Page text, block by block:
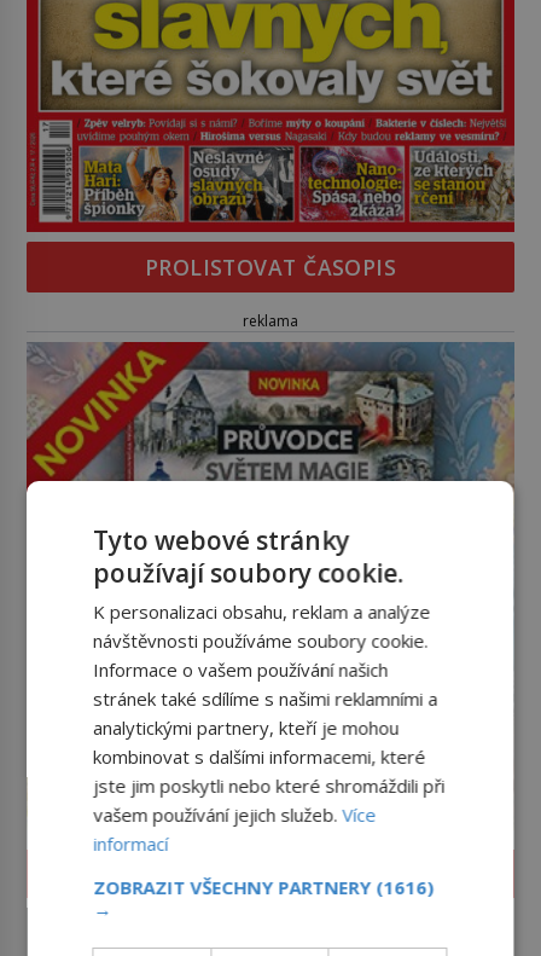
PROLISTOVAT ČASOPIS
reklama
VĚDA A TECHNIKA
v ulicích. Pět osudů
Tyto webové stránky
používají soubory cookie.
K personalizaci obsahu, reklam a analýze
návštěvnosti používáme soubory cookie.
Informace o vašem používání našich
stránek také sdílíme s našimi reklamními a
analytickými partnery, kteří je mohou
kombinovat s dalšími informacemi, které
jste jim poskytli nebo které shromáždili při
vašem používání jejich služeb.Více
informací
ZOBRAZIT VŠECHNY PARTNERY (1616)
→